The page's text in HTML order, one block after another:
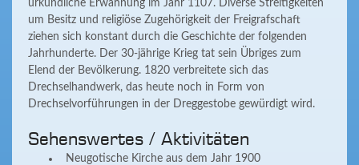
urkundliche Erwähnung im Jahr 1107. Diverse Streitigkeiten
um Besitz und religiöse Zugehörigkeit der Freigrafschaft
ziehen sich konstant durch die Geschichte der folgenden
Jahrhunderte. Der 30-jährige Krieg tat sein Übriges zum
Elend der Bevölkerung. 1820 verbreitete sich das
Drechselhandwerk, das heute noch in Form von
Drechselvorführungen in der Dreggestobe gewürdigt wird.
Sehenswertes / Aktivitäten
Neugotische Kirche aus dem Jahr 1900